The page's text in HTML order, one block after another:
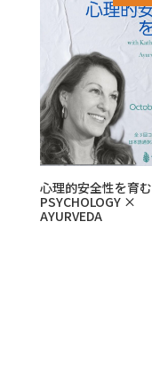
心理的安全性を育む
PSYCHOLOGY ×
AYURVEDA